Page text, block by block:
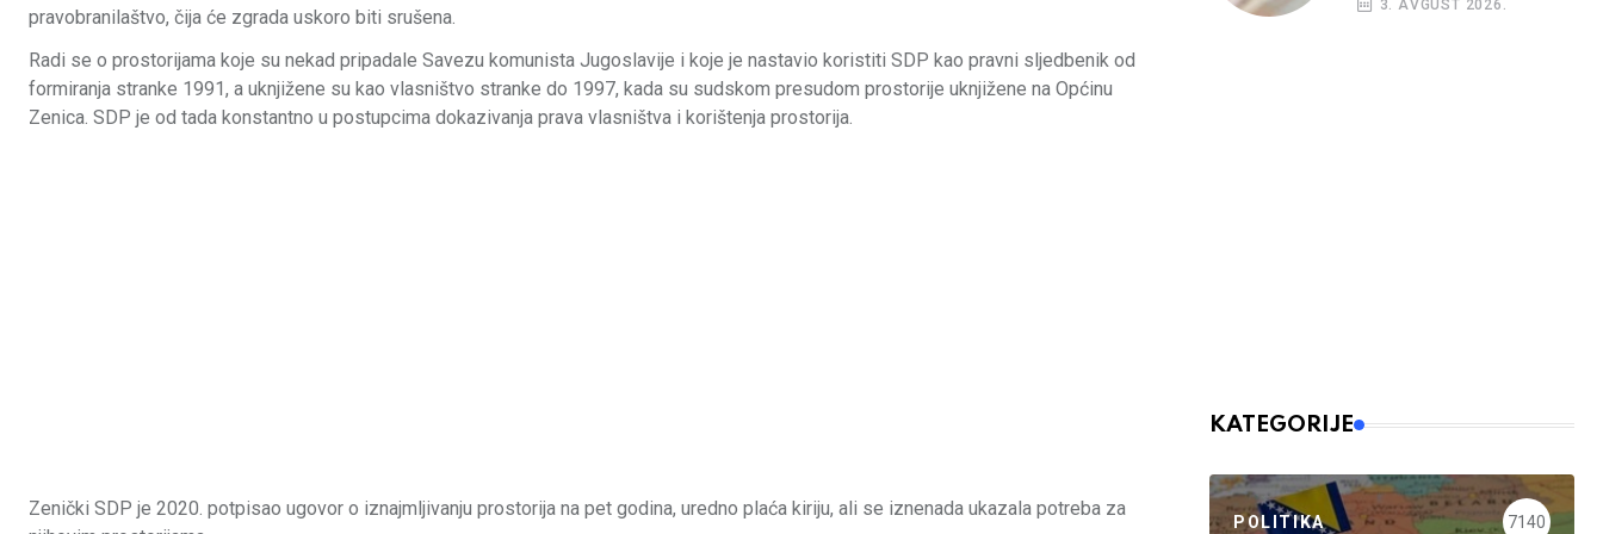
pravobranilaštvo, čija će zgrada uskoro biti srušena.
Radi se o prostorijama koje su nekad pripadale Savezu komunista Jugoslavije i koje je nastavio koristiti SDP kao pravni sljedbenik od
formiranja stranke 1991, a uknjižene su kao vlasništvo stranke do 1997, kada su sudskom presudom prostorije uknjižene na Općinu
Zenica. SDP je od tada konstantno u postupcima dokazivanja prava vlasništva i korištenja prostorija.
Zenički SDP je 2020. potpisao ugovor o iznajmljivanju prostorija na pet godina, uredno plaća kiriju, ali se iznenada ukazala potreba za
budžetskim
3. AVGUST 2026.
KATEGORIJE
POLITIKA 7140